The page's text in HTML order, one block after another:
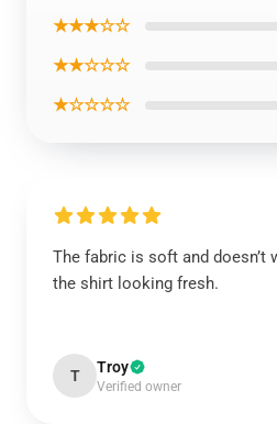
★★★☆☆
★★☆☆☆
★☆☆☆☆
The fabric is soft and doesn’t
the shirt looking fresh.
T Troy
Verified owner